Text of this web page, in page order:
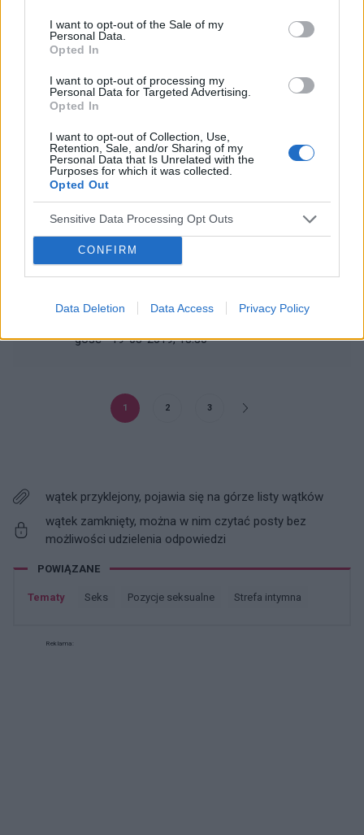
I want to opt-out of the Sale of my
Personal Data.
Opted In
I want to opt-out of processing my
Personal Data for Targeted Advertising.
Opted In
I want to opt-out of Collection, Use,
Retention, Sale, and/or Sharing of my
Personal Data that Is Unrelated with the
Purposes for which it was collected.
Opted Out
Sensitive Data Processing Opt Outs
CONFIRM
Data Deletion Data Access Privacy Policy
Brak ochoty na seks
gość
Satysfakcja ze związku i seksu
gość 16-04-2019, 10:42
Prezerwatywa czy tabletki antykoncepcyjne ?
gość 31-03-2019, 09:24
Przedwczesny wytrysk
gość 19-03-2019, 13:30
1 2 3
wątek przyklejony, pojawia się na górze listy wątków
wątek zamknięty, można w nim czytać posty bez
możliwości udzielenia odpowiedzi
POWIĄZANE
Tematy seks pozycje seksualne strefa intymna
Reklama: